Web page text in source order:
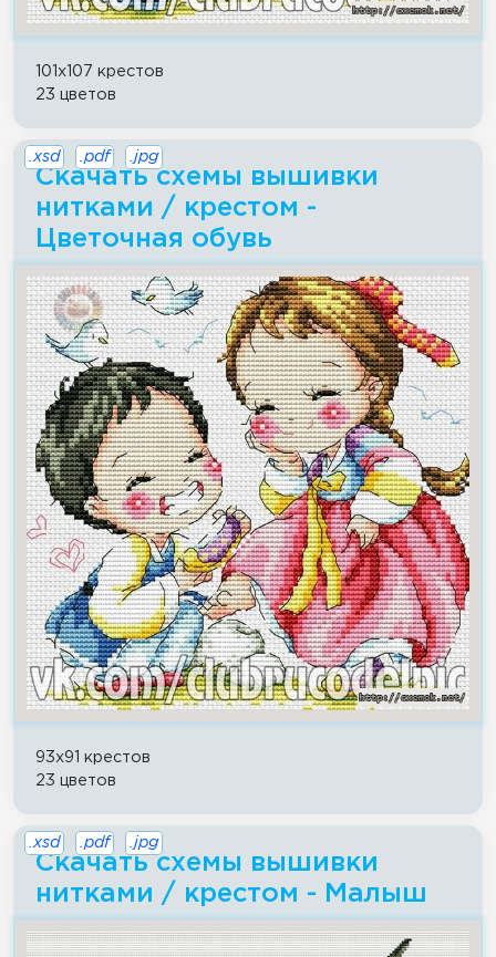
101x107 крестов
23 цветов
Скачать схемы вышивки
нитками / крестом -
Цветочная обувь
.xsd .pdf .jpg
93x91 крестов
23 цветов
Скачать схемы вышивки
нитками / крестом - Малыш
.xsd .pdf .jpg